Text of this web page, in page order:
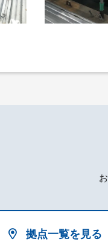
拠点一覧を見る